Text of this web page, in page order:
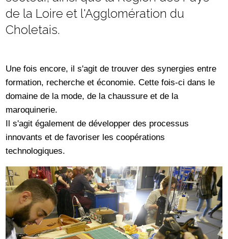
de la Loire et l'Agglomération du
Choletais.
Une fois encore, il s'agit de trouver des synergies entre
formation, recherche et économie. Cette fois-ci dans le
domaine de la mode, de la chaussure et de la
maroquinerie.
Il s'agit également de développer des processus
innovants et de favoriser les coopérations
technologiques.